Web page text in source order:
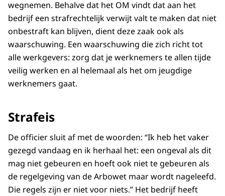
wegnemen. Behalve dat het OM vindt dat aan het
bedrijf een strafrechtelijk verwijt valt te maken dat niet
onbestraft kan blijven, dient deze zaak ook als
waarschuwing. Een waarschuwing die zich richt tot
alle werkgevers: zorg dat je werknemers te allen tijde
veilig werken en al helemaal als het om jeugdige
werknemers gaat.
Strafeis
De officier sluit af met de woorden: “Ik heb het vaker
gezegd vandaag en ik herhaal het: een ongeval als dit
mag niet gebeuren en hoeft ook niet te gebeuren als
de regelgeving van de Arbowet maar wordt nageleefd.
Die regels zijn er niet voor niets.” Het bedrijf heeft